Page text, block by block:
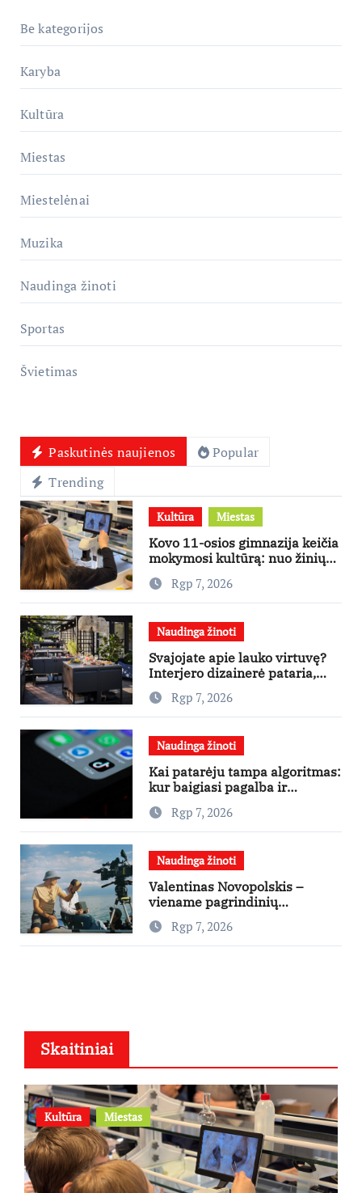
Be kategorijos
Karyba
Kultūra
Miestas
Miestelėnai
Muzika
Naudinga žinoti
Sportas
Švietimas
Paskutinės naujienos
Popular
Trending
Kultūra Miestas
Kovo 11-osios gimnazija keičia
mokymosi kultūrą: nuo žinių
kaupimo – prie jų supratimo ir
taikymo
Rgp 7, 2026
Naudinga žinoti
Svajojate apie lauko virtuvę?
Interjero dizainerė pataria,
nuo ko pradėti
Rgp 7, 2026
Naudinga žinoti
Kai patarėju tampa algoritmas:
kur baigiasi pagalba ir
prasideda reklama?
Rgp 7, 2026
Naudinga žinoti
Valentinas Novopolskis –
viename pagrindinių
vaidmenų penkių šalių filme
„Nugalėtoja“: Lietuvos kino
teatruose – nuo rugpjūčio 7-
Rgp 7, 2026
Skaitiniai
Kultūra Miestas